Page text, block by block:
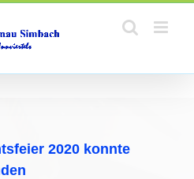
2020 konnte